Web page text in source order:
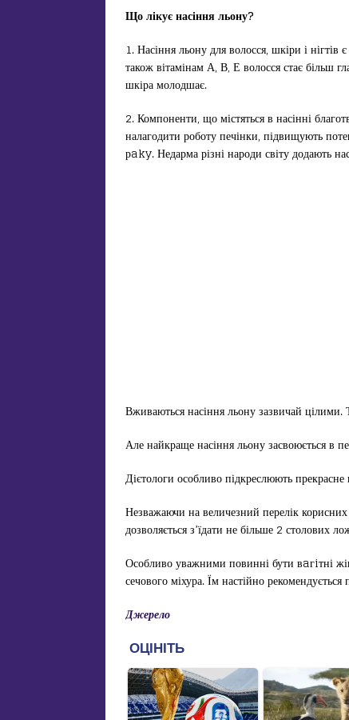
Що лікує насіння льону?
1. Насіння льону для волосся, шкіри і
також вітамінам А, В, Е волосся стає більш
шкіра молодшає.
2. Компоненти, що містяться в насінні
налагодити роботу печінки, підвищують
рaky. Недарма різні народи світу додають
Вживаються насіння льону зазвичай
Але найкраще насіння льону засвоюється в
Дієтологи особливо підкреслюють
Незважаючи на величезний перелік
дозволяється з’їдати не більше 2 столових
Особливо уважними повинні бути вaгiтні
сечового міхура. Їм настійно
Джерело